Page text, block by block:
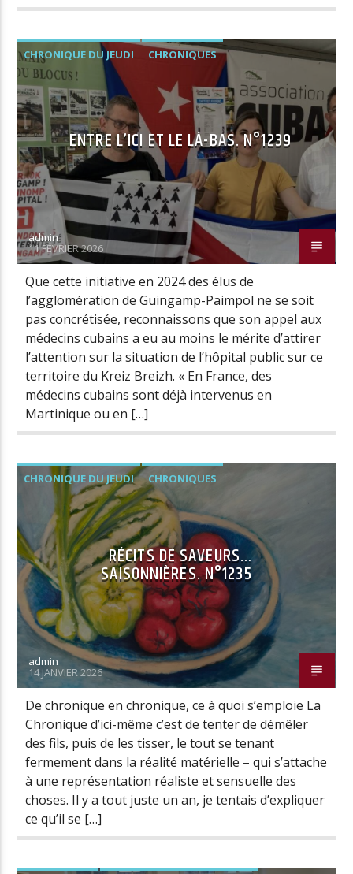
CHRONIQUE DU JEUDI CHRONIQUES
ENTRE L’ICI ET LE LÀ-BAS. N°1239
admin
11 FÉVRIER 2026
Que cette initiative en 2024 des élus de
l’agglomération de Guingamp-Paimpol ne se soit
pas concrétisée, reconnaissons que son appel aux
médecins cubains a eu au moins le mérite d’attirer
l’attention sur la situation de l’hôpital public sur ce
territoire du Kreiz Breizh. « En France, des
médecins cubains sont déjà intervenus en
Martinique ou en […]
CHRONIQUE DU JEUDI CHRONIQUES
RÉCITS DE SAVEURS…
SAISONNIÈRES. N°1235
admin
14 JANVIER 2026
De chronique en chronique, ce à quoi s’emploie La
Chronique d’ici-même c’est de tenter de démêler
des fils, puis de les tisser, le tout se tenant
fermement dans la réalité matérielle – qui s’attache
à une représentation réaliste et sensuelle des
choses. Il y a tout juste un an, je tentais d’expliquer
ce qu’il se […]